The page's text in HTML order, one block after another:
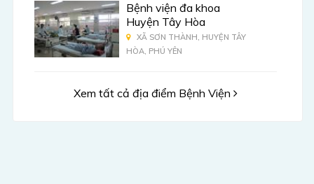
Bệnh viện đa khoa
Huyện Tây Hòa
XÃ SƠN THÀNH, HUYỆN TÂY
HÒA, PHÚ YÊN
Xem tất cả địa điểm Bệnh Viện